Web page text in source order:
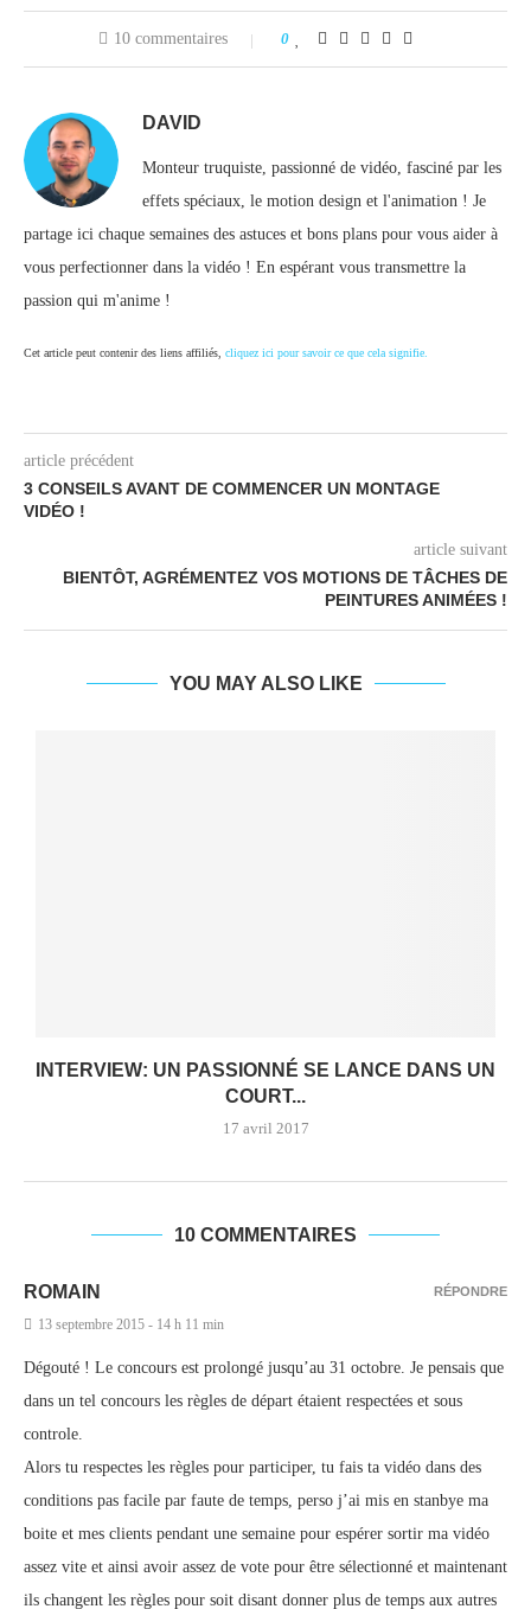
10 commentaires 0
DAVID
Monteur truquiste, passionné de vidéo, fasciné par les
effets spéciaux, le motion design et l'animation ! Je
partage ici chaque semaines des astuces et bons plans pour vous aider à
vous perfectionner dans la vidéo ! En espérant vous transmettre la
passion qui m'anime !
Cet article peut contenir des liens affiliés, cliquez ici pour savoir ce que cela signifie.
article précédent
3 CONSEILS AVANT DE COMMENCER UN MONTAGE
VIDÉO !
article suivant
BIENTÔT, AGRÉMENTEZ VOS MOTIONS DE TÂCHES DE
PEINTURES ANIMÉES !
YOU MAY ALSO LIKE
INTERVIEW: UN PASSIONNÉ SE LANCE DANS UN
COURT...
17 avril 2017
10 COMMENTAIRES
ROMAIN
13 septembre 2015 - 14 h 11 min
Dégouté ! Le concours est prolongé jusqu’au 31 octobre. Je pensais que
dans un tel concours les règles de départ étaient respectées et sous
controle.
Alors tu respectes les règles pour participer, tu fais ta vidéo dans des
conditions pas facile par faute de temps, perso j’ai mis en stanbye ma
boite et mes clients pendant une semaine pour espérer sortir ma vidéo
assez vite et ainsi avoir assez de vote pour être sélectionné et maintenant
ils changent les règles pour soit disant donner plus de temps aux autres
RÉPONDRE